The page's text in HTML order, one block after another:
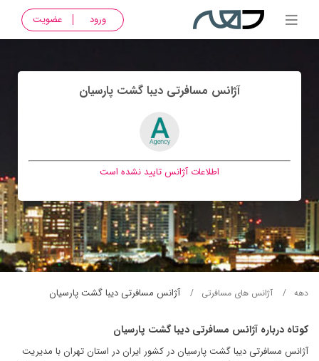
ورود عضویت
آژانس مسافرتی ديبا گشت پارسيان
اطلاعات آژانس تایید نشده است
دهه آژانس های مسافرتی آژانس مسافرتی ديبا گشت پارسيان
کوتاه درباره آژانس مسافرتی ديبا گشت پارسيان
آژانس مسافرتی ديبا گشت پارسيان در کشور ایران در استان تهران با مدیریت